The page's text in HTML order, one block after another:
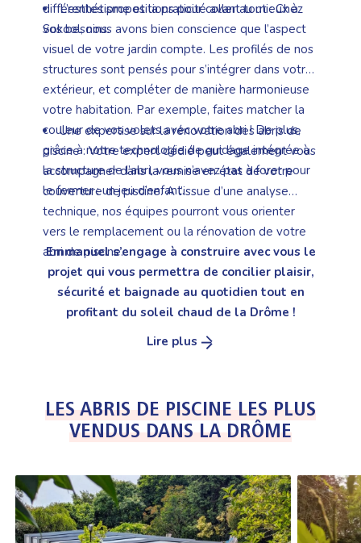
différentes propositions pour coller au mieux à
vos besoins.
L’esthétisme et la praticité avant tout : Chez
Sokool, nous avons bien conscience que l’aspect
visuel de votre jardin compte. Les profilés de nos
structures sont pensés pour s’intégrer dans votre
extérieur, et compléter de manière harmonieuse
votre habitation. Par exemple, faites matcher la
couleur de vos volets avec votre abri ! De plus,
grâce à notre technologie de guidage intégrée à
la structure de l’abri, vous n’avez pas à forer pour
le fermer : un jeu d’enfant.
Une expertise sur la rénovation des abris de
piscine : Votre expert dédié peut également vous
accompagner dans la remise en état de votre
couverture de piscine. A l’issue d’une analyse
technique, nos équipes pourront vous orienter
vers le remplacement ou la rénovation de votre
abri de piscine.
Emmanuel s’engage à construire avec vous le
projet qui vous permettra de concilier plaisir,
sécurité et baignade au quotidien tout en
profitant du soleil chaud de la Drôme !
LES ABRIS DE PISCINE LES PLUS
VENDUS DANS LA DRÔME